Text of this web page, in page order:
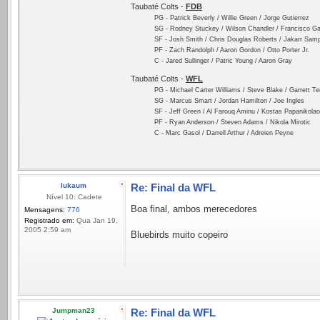
Taubaté Colts - FDB
PG - Patrick Beverly / Willie Green / Jorge Gutierrez
SG - Rodney Stuckey / Wilson Chandler / Francisco
SF - Josh Smith / Chris Douglas Roberts / Jakarr
PF - Zach Randolph / Aaron Gordon / Otto Porter Jr.
C - Jared Sullinger / Patric Young / Aaron Gray
Taubaté Colts - WFL
PG - Michael Carter Williams / Steve Blake / Garrett
SG - Marcus Smart / Jordan Hamilton / Joe Ingles
SF - Jeff Green / Al Farouq Aminu / Kostas
PF - Ryan Anderson / Steven Adams / Nikola Mirotic
C - Marc Gasol / Darrell Arthur / Adreien Peyne
lukaum
Nível 10: Cadete
Mensagens: 776
Registrado em: Qua Jan 19,
2005 2:59 am
Re: Final da WFL
Boa final, ambos merecedores
Bluebirds muito copeiro
Jumpman23 Re: Final da WFL